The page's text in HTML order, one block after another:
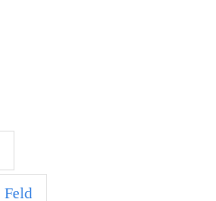
Feld